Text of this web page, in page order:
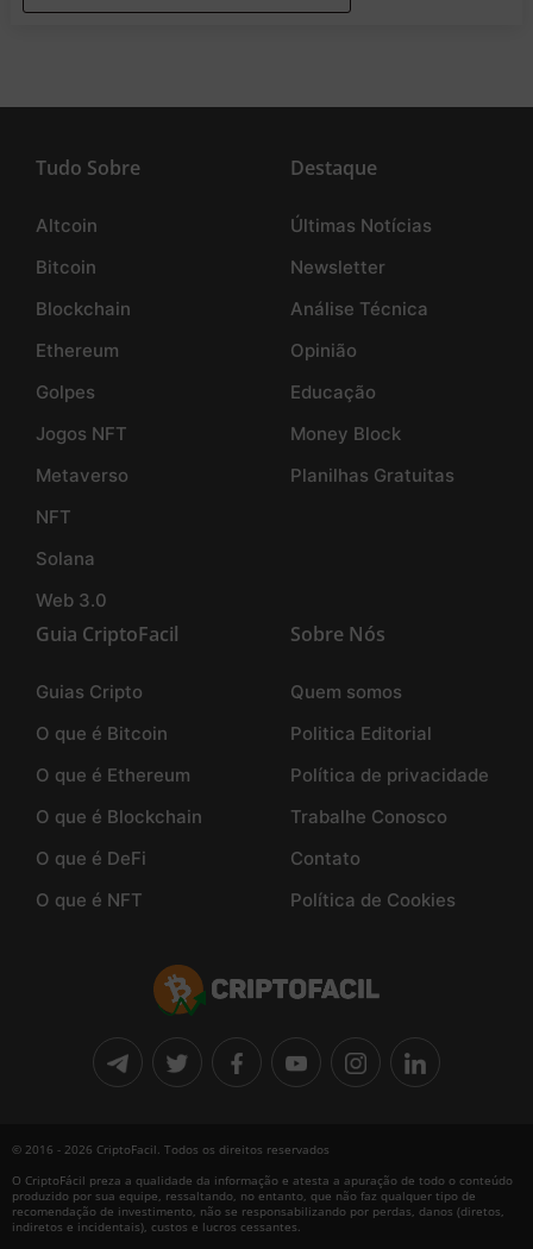
Tudo Sobre
Altcoin
Bitcoin
Blockchain
Ethereum
Golpes
Jogos NFT
Metaverso
NFT
Solana
Web 3.0
Destaque
Últimas Notícias
Newsletter
Análise Técnica
Opinião
Educação
Money Block
Planilhas Gratuitas
Guia CriptoFacil
Guias Cripto
O que é Bitcoin
O que é Ethereum
O que é Blockchain
O que é DeFi
O que é NFT
Sobre Nós
Quem somos
Politica Editorial
Política de privacidade
Trabalhe Conosco
Contato
Política de Cookies
© 2016 - 2026 CriptoFacil. Todos os direitos reservados
O CriptoFácil preza a qualidade da informação e atesta a apuração de todo o conteúdo
produzido por sua equipe, ressaltando, no entanto, que não faz qualquer tipo de
recomendação de investimento, não se responsabilizando por perdas, danos (diretos,
indiretos e incidentais), custos e lucros cessantes.